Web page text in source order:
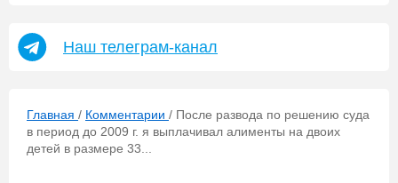
Наш телеграм-канал
Главная / Комментарии / После развода по решению суда
в период до 2009 г. я выплачивал алименты на двоих
детей в размере 33...